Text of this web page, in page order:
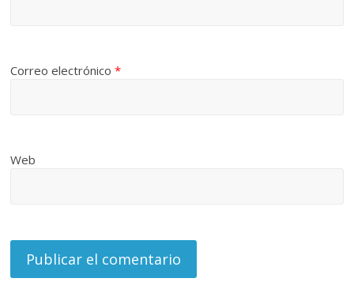
Correo electrónico*
Web